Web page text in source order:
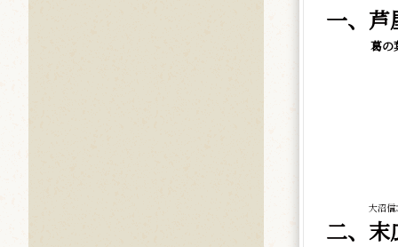
一、芦
葛の
大沼信
二、末